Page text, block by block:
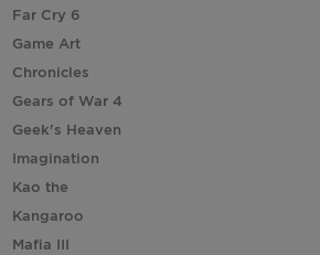
Far Cry 6
Game Art
Chronicles
Gears of War 4
Geek's Heaven
Imagination
Kao the
Kangaroo
Mafia III